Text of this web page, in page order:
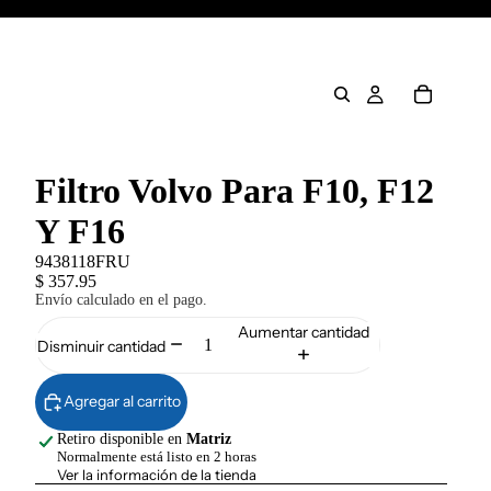
Filtro Volvo Para F10, F12
Y F16
9438118FRU
$ 357.95
Envío calculado en el pago.
Disminuir cantidad
Aumentar cantidad
Agregar al carrito
Retiro disponible en Matriz
Normalmente está listo en 2 horas
Ver la información de la tienda